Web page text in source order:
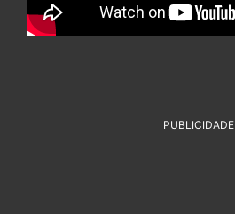
PUBLICIDADE